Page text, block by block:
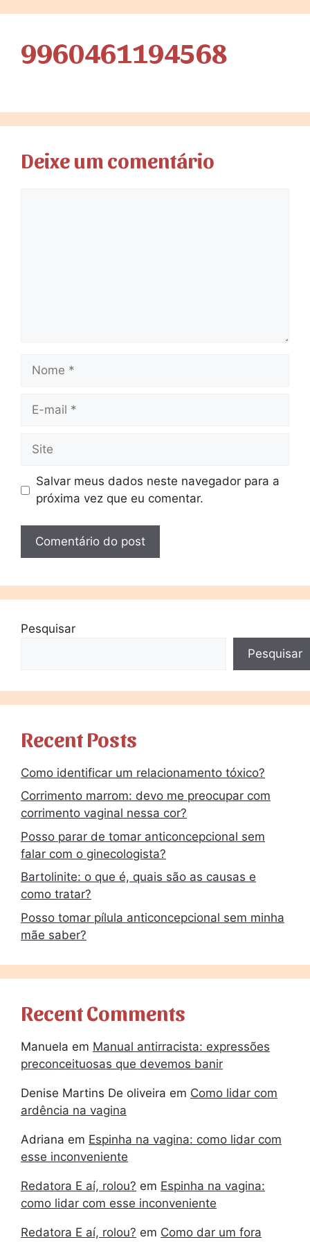
9960461194568
Deixe um comentário
Salvar meus dados neste navegador para a
próxima vez que eu comentar.
Pesquisar
Pesquisar
Recent Posts
Como identificar um relacionamento tóxico?
Corrimento marrom: devo me preocupar com
corrimento vaginal nessa cor?
Posso parar de tomar anticoncepcional sem
falar com o ginecologista?
Bartolinite: o que é, quais são as causas e
como tratar?
Posso tomar pílula anticoncepcional sem minha
mãe saber?
Recent Comments
Manuela em Manual antirracista: expressões
preconceituosas que devemos banir
Denise Martins De oliveira em Como lidar com
ardência na vagina
Adriana em Espinha na vagina: como lidar com
esse inconveniente
Redatora E aí, rolou? em Espinha na vagina:
como lidar com esse inconveniente
Redatora E aí, rolou? em Como dar um fora